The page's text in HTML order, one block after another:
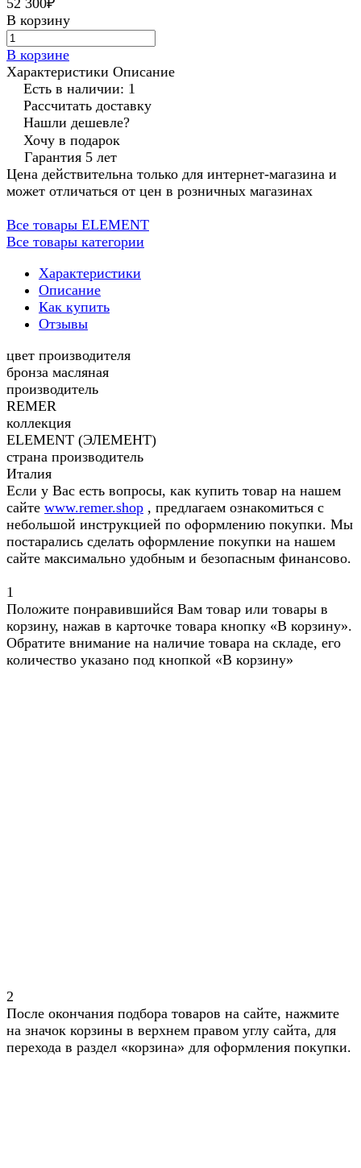
52 300₽
В корзину
В корзине
Характеристики Описание
Есть в наличии: 1
Рассчитать доставку
Нашли дешевле?
Хочу в подарок
Гарантия 5 лет
Цена действительна только для интернет-магазина и
может отличаться от цен в розничных магазинах
Все товары ELEMENT
Все товары категории
Характеристики
Описание
Как купить
Отзывы
цвет производителя
бронза масляная
производитель
REMER
коллекция
ELEMENT (ЭЛЕМЕНТ)
страна производитель
Италия
Если у Вас есть вопросы, как купить товар на нашем
сайте www.remer.shop , предлагаем ознакомиться с
небольшой инструкцией по оформлению покупки. Мы
постарались сделать оформление покупки на нашем
сайте максимально удобным и безопасным финансово.
1
Положите понравившийся Вам товар или товары в
корзину, нажав в карточке товара кнопку «В корзину».
Обратите внимание на наличие товара на складе, его
количество указано под кнопкой «В корзину»
2
После окончания подбора товаров на сайте, нажмите
на значок корзины в верхнем правом углу сайта, для
перехода в раздел «корзина» для оформления покупки.